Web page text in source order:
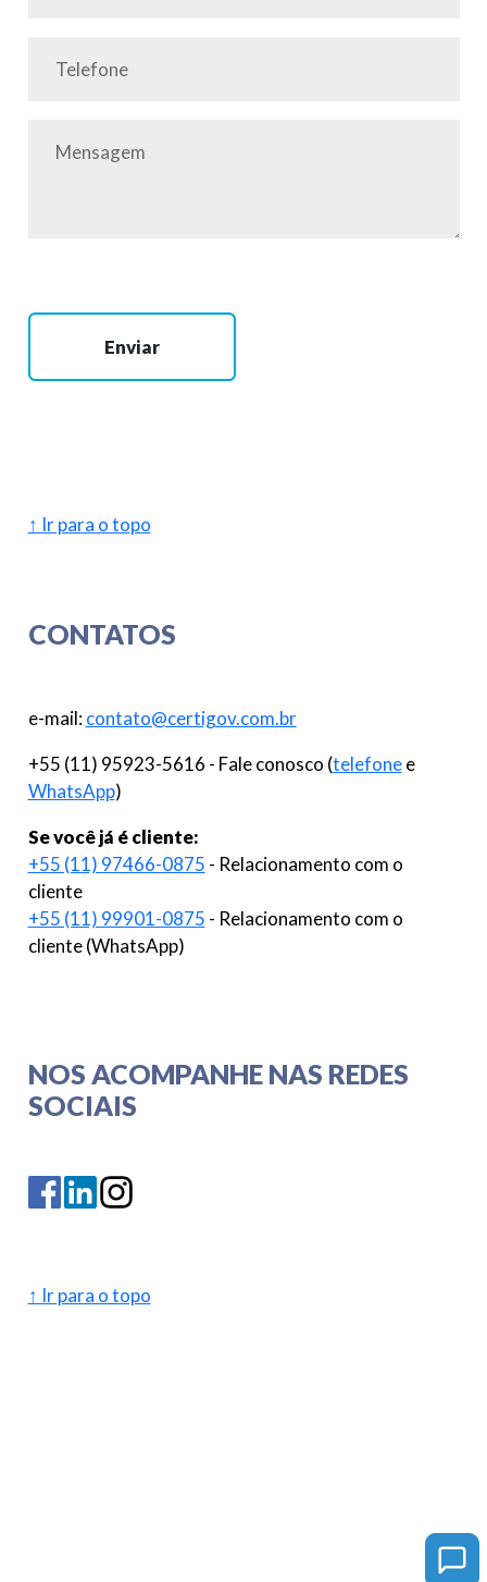
Enviar
↑ Ir para o topo
CONTATOS
e-mail:contato@certigov.com.br
+55 (11) 95923-5616 - Fale conosco (telefonee
WhatsApp)
Se você já é cliente:
+55 (11) 97466-0875 - Relacionamento com o
cliente
+55 (11) 99901-0875 - Relacionamento com o
cliente (WhatsApp)
NOS ACOMPANHE NAS REDES
SOCIAIS
↑ Ir para o topo